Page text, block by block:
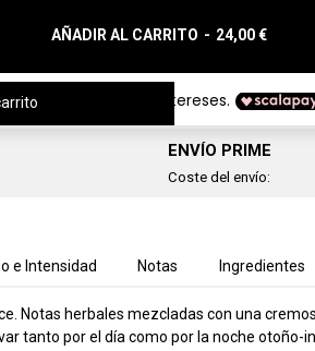
AÑADIR AL CARRITO - 24,00 €
ENVÍO PRIME
Coste del envío:
e Intensidad Notas Ingredientes
Notas herbales mezcladas con una
tanto por el día como por la noche otoño-